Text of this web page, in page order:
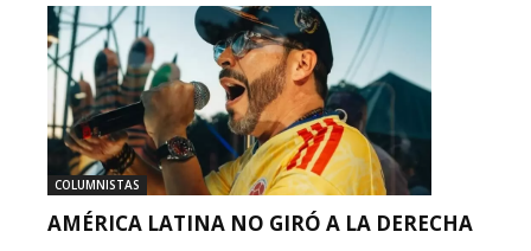
COLUMNISTAS
AMÉRICA LATINA NO GIRÓ A LA DERECHA